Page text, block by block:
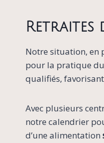
Retraites
Notre situation, en
pour la pratique du
qualifiés,
Avec plusieurs
notre calendrier
d’une alimentation